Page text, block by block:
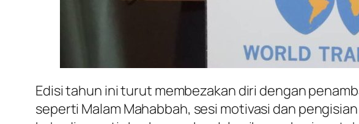
Edisi tahun ini turut membezakan diri dengan
seperti Malam Mahabbah, sesi motivasi dan